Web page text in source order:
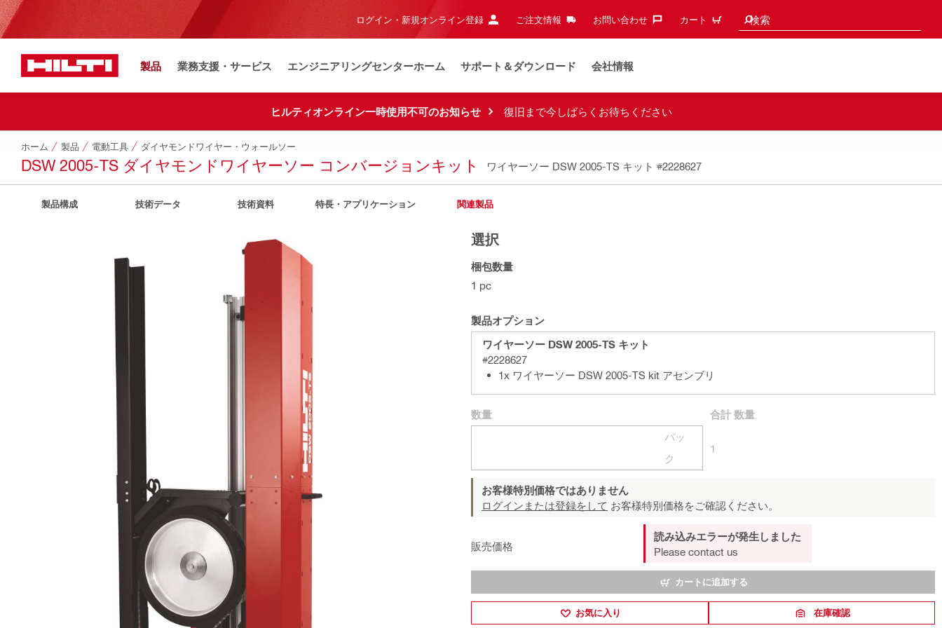
ログイン・新規オンライン登録 ご注文情報 お問い合わせ‎ カート 検索
検索候補
製品 業務支援・サービス エンジニアリングセンターホーム サポート＆ダウンロード 会社情報
ヒルティオンライン一時使用不可のお知らせ 復旧まで今しばらくお待ちください
ホーム 製品 電動工具 ダイヤモンドワイヤー・ウォールソー
DSW 2005-TS ダイヤモンドワイヤーソー コンバージョンキット ワイヤーソー DSW 2005-TS キット #2228627
製品構成 技術データ 技術資料 特長・アプリケーション 関連製品
選択
梱包数量
1 pc
製品オプション
ワイヤーソー DSW 2005-TS キット
#2228627
1x ワイヤーソー DSW 2005-TS kit アセンブリ
数量
パッ
ク
合計 数量
1
お客様特別価格ではありません
ログインまたは登録をして お客様特別価格をご確認ください。
販売価格
読み込みエラーが発生しました
Please contact us
カートに追加する
お気に入り 在庫確認